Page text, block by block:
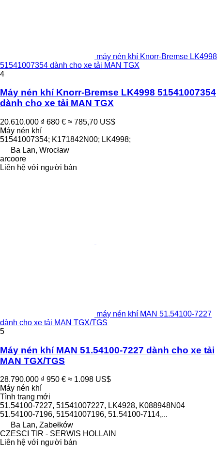
máy nén khí Knorr-Bremse LK4998
51541007354 dành cho xe tải MAN TGX
4
Máy nén khí Knorr-Bremse LK4998 51541007354
dành cho xe tải MAN TGX
20.610.000 ₫ 680 € ≈ 785,70 US$
Máy nén khí
51541007354; K171842N00; LK4998;
Ba Lan, Wrocław
arcoore
Liên hệ với người bán
máy nén khí MAN 51.54100-7227
dành cho xe tải MAN TGX/TGS
5
Máy nén khí MAN 51.54100-7227 dành cho xe tải
MAN TGX/TGS
28.790.000 ₫ 950 € ≈ 1.098 US$
Máy nén khí
Tình trạng mới
51.54100-7227, 51541007227, LK4928, K088948N04
51.54100-7196, 51541007196, 51.54100-7114,...
Ba Lan, Zabełków
CZESCI TIR - SERWIS HOLLAIN
Liên hệ với người bán